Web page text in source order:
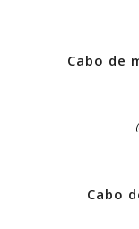
Cabo de
Cabo